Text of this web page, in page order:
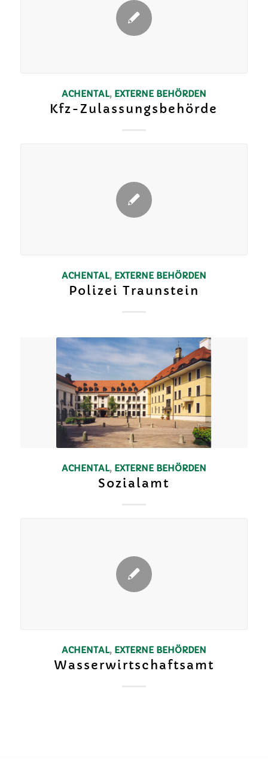
ACHENTAL, EXTERNE BEHÖRDEN
Kfz-Zulassungsbehörde
ACHENTAL, EXTERNE BEHÖRDEN
Polizei Traunstein
ACHENTAL, EXTERNE BEHÖRDEN
Sozialamt
ACHENTAL, EXTERNE BEHÖRDEN
Wasserwirtschaftsamt